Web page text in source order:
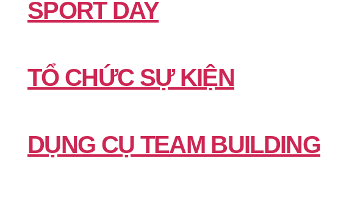
SPORT DAY
TỔ CHỨC SỰ KIỆN
DỤNG CỤ TEAM BUILDING